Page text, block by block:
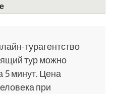
турагентство
тур можно
5 минут. Цена
при